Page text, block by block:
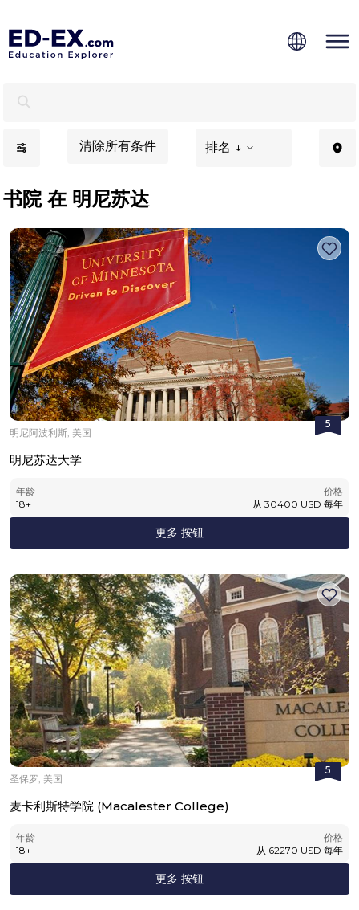
清除所有条件 排名 ↓
书院 在 明尼苏达
5
明尼阿波利斯, 美国
明尼苏达大学
年龄
18+
价格
从 30400 USD 每年
更多 按钮
5
圣保罗, 美国
麦卡利斯特学院 (Macalester College)
年龄
18+
价格
从 62270 USD 每年
更多 按钮